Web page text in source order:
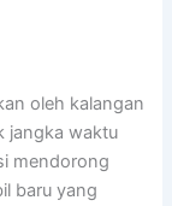
oleh kalangan
jangka waktu
mendorong
baru yang